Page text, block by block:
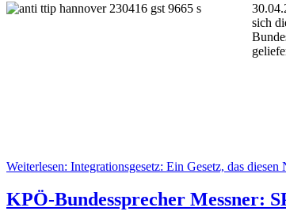
sich
Weiterlesen: Integrationsgesetz: Ein Gesetz, das
KPÖ-Bundessprecher Messner: